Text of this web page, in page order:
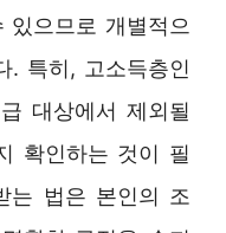
으므로 개별적으
. 특히, 고소득층인
대상에서 제외될
확인하는 것이 필
는 법은 본인의 조